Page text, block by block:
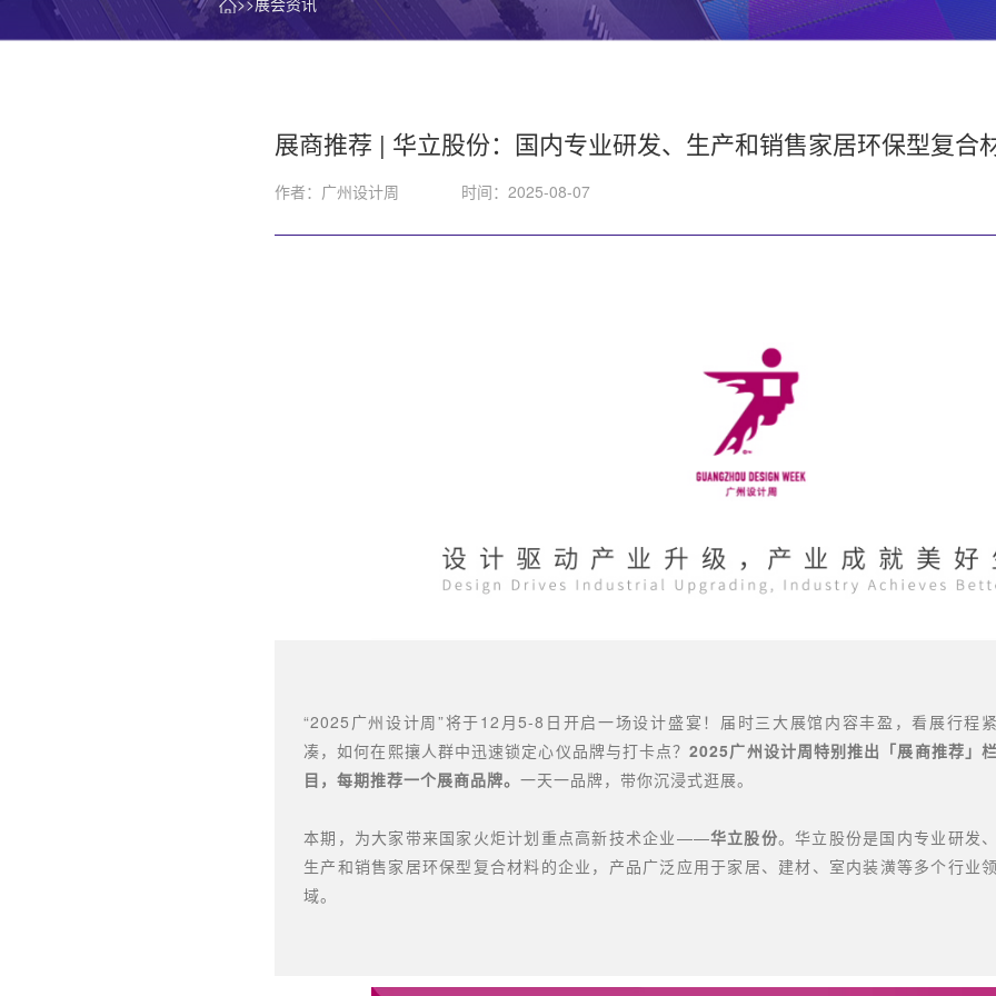
展商推荐 | 华立股份：国内专业研发、生产和销售家居环保型复合
作者：广州设计周 时间：2025-08-07
“2025广州设计周”将于12月5-8日开启一场设计盛宴！届时三大展馆内容丰盈，看展行程紧
凑，如何在熙攘人群中迅速锁定心仪品牌与打卡点？2025广州设计周特别推出「展商推荐」栏
目，每期推荐一个展商品牌。 一天一品牌，带你沉浸式逛展。
本期，为大家带来国家火炬计划重点高新技术企业——华立股份。华立股份是国内专业研发、
生产和销售家居环保型复合材料的企业，产品广泛应用于家居、建材、室内装潢等多个行业领
域。